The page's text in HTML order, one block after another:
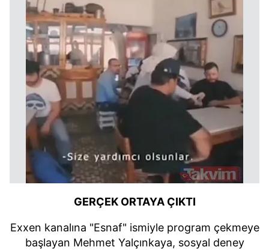
GERÇEK ORTAYA ÇIKTI
Exxen kanalına "Esnaf" ismiyle program çekmeye
başlayan Mehmet Yalçınkaya, sosyal deney